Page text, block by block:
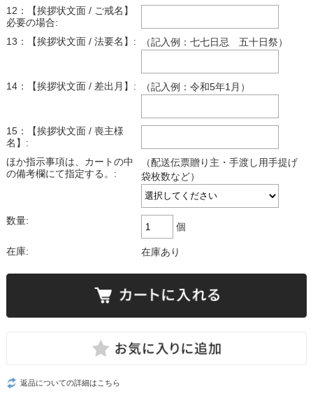
12：【挨拶状文面 / ご戒名】
必要の場合:
13：【挨拶状文面 / 法要名】:
（記入例：七七日忌 五十日祭）
14：【挨拶状文面 / 差出月】: （記入例：令和5年1月）
15：【挨拶状文面 / 喪主様
名】:
ほか指示事項は、カートの中
の備考欄にて指定する。:
（配送伝票贈り主・手渡し用手提げ
袋枚数など）
数量:
個
在庫: 在庫あり
返品についての詳細はこちら